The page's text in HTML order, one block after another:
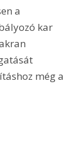
kar
még a